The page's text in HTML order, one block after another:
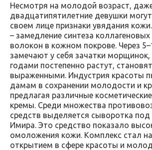
Несмотря на молодой возраст,
двадцатипятилетние девушки
своем лице признаки увядания
– замедление синтеза
волокон в кожном покрове. Через
замечают у себя зачатки морщинок,
годами постепенно растут,
выраженными. Индустрия красоты
дамам в сохранении молодости и
предлагая различные
кремы. Среди множества
средств выделяется сыворотка под
Имира. Это средство показало
омоложения кожи. Комплекс стал
открытием в сфере красоты и